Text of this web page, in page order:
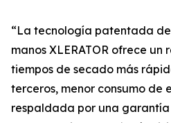
“La tecnología patentada
manos XLERATOR ofrece un
tiempos de secado más
terceros, menor consumo de
respaldada por una